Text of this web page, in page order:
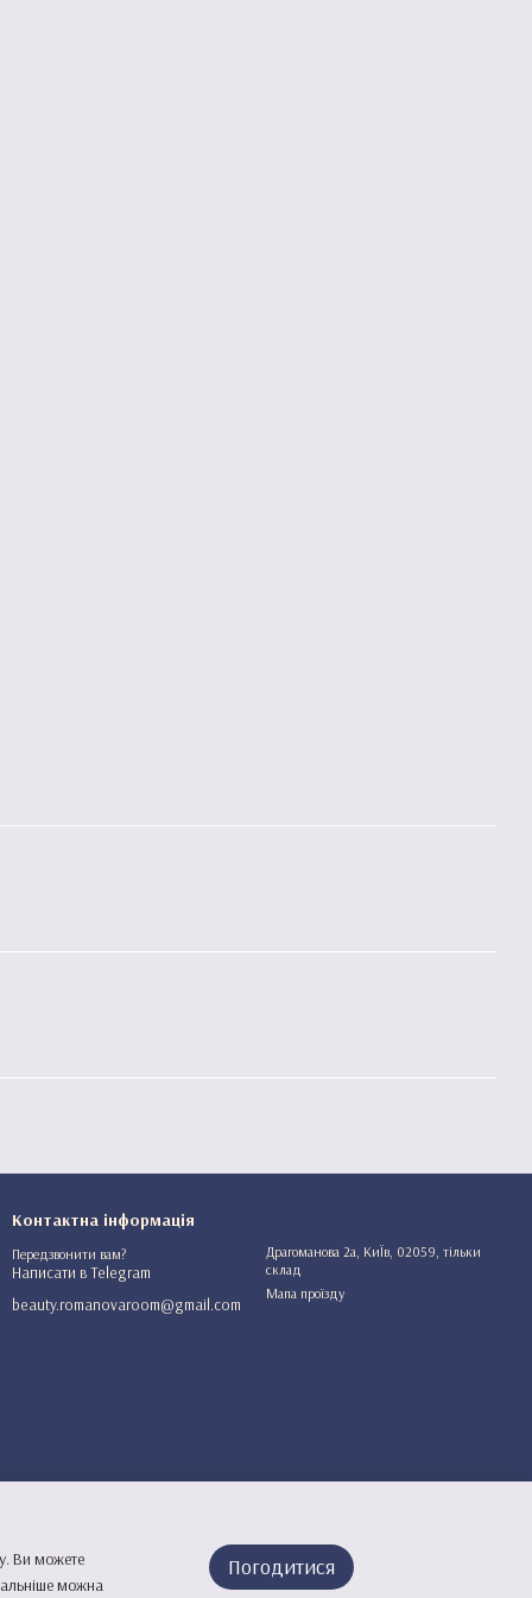
Контактна інформація
Передзвонити вам?
Написати в Telegram
beauty.romanovaroom@gmail.com
Драгоманова 2а, КиЇв, 02059, тільки
склад
Мапа проїзду
Ви можете
можна
Погодитися